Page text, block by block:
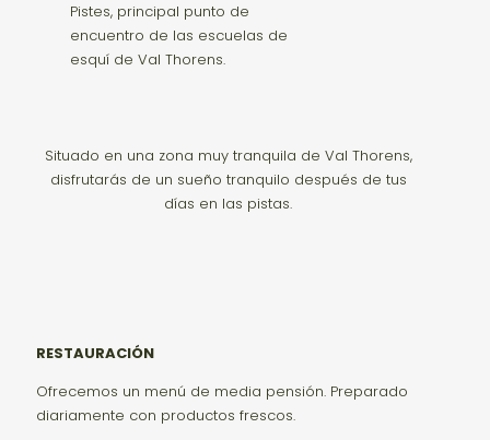
Pistes, principal punto de
encuentro de las escuelas de
esquí de Val Thorens.
Situado en una zona muy tranquila de Val Thorens,
disfrutarás de un sueño tranquilo después de tus
días en las pistas.
RESTAURACIÓN
Ofrecemos un menú de media pensión. Preparado
diariamente con productos frescos.